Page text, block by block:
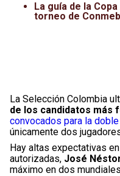
La guía de la
torneo de
La Selección Colombia
de los candidatos más
convocados para la
únicamente dos
Hay altas expectativas
autorizadas, José
máximo en dos